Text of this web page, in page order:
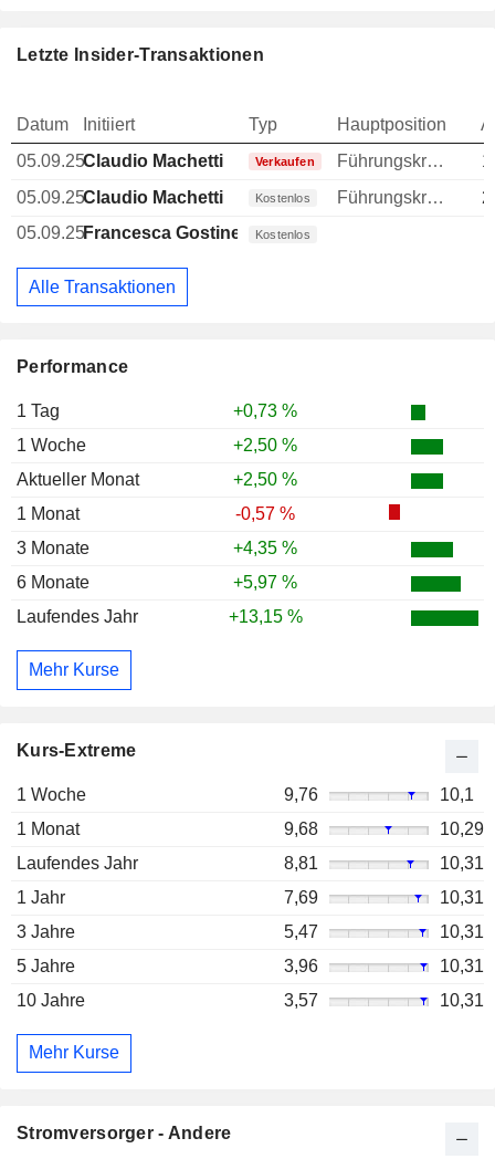
Performance
1 Tag
+0,73 %
1 Woche
+2,50 %
Aktueller Monat
+2,50 %
1 Monat
-0,57 %
3 Monate
+4,35 %
6 Monate
+5,97 %
Laufendes Jahr
+13,15 %
Mehr Kurse
Kurs-Extreme
1 Woche 9,76
10,1
1 Monat
9,68
10,29
Laufendes Jahr
8,81
10,31
1 Jahr
7,69
10,31
3 Jahre
5,47
10,31
5 Jahre
3,96
10,31
10 Jahre
3,57 10,31
Mehr Kurse
Letzte Insider-Transaktionen
Datum Initiiert Typ Hauptposition
05.09.25Claudio Machetti Verkaufen Führungskraft / leitender Angestellter
05.09.25Claudio Machetti Kostenlos Führungskraft / leitender Angestellter
05.09.25Francesca Gostinelli Kostenlos
Alle Transaktionen
Stromversorger - Andere